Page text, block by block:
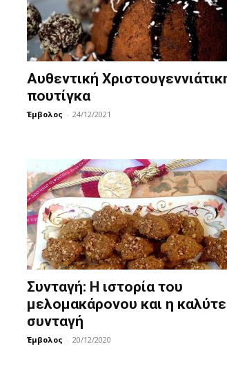
Αυθεντική
πουτίγκα
Έμβολος - 24/12/2021
Συνταγή: H ιστορία του
μελομακάρονου και η
συνταγή
Έμβολος - 20/12/2020